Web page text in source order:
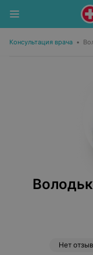
Консультация врача •
Нет